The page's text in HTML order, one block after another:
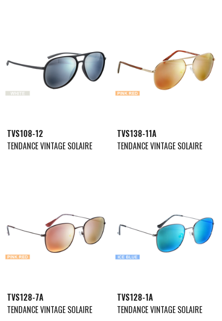
TVS108-12
TENDANCE VINTAGE SOLAIRE
TVS138-11A
TENDANCE VINTAGE SOLAIRE
TVS128-7A
TENDANCE VINTAGE SOLAIRE
TVS128-1A
TENDANCE VINTAGE SOLAIRE